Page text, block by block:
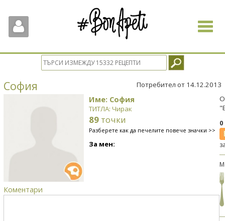
Toggle
София Потребител от 14.12.2013
Име: София
ТИТЛА: Чирак
89 точки
Разберете как да печелите повече значки >>
За мен:
Коментари